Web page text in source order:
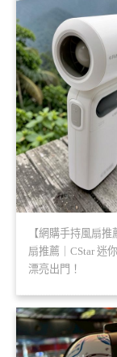
【網購手持風扇
扇推薦｜CStar 迷
漂亮出門！